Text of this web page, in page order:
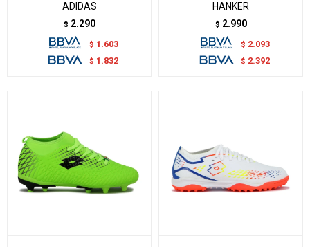
ADIDAS
$ 2.290
$ 1.603
$ 1.832
HANKER
$ 2.990
$ 2.093
$ 2.392